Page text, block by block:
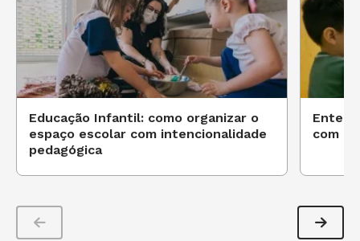
Educação Infantil: como organizar o
espaço escolar com intencionalidade
pedagógica
com